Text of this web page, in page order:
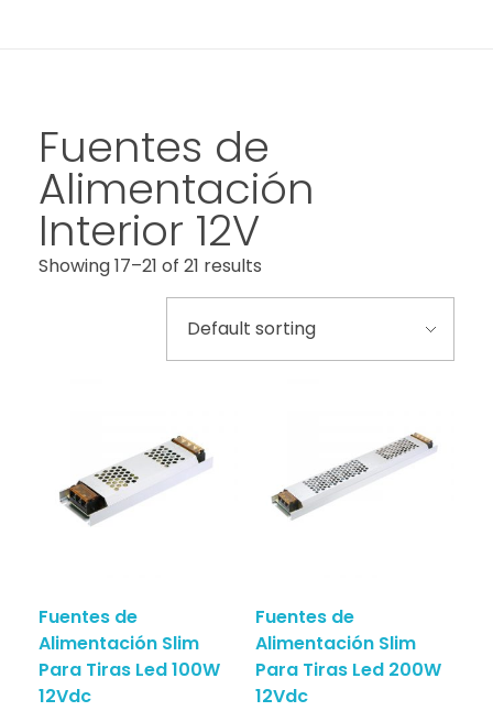
Fuentes de
Alimentación
Interior 12V
Showing 17–21 of 21 results
Fuentes de
Alimentación Slim
Para Tiras Led 100W
12Vdc
Fuentes de
Alimentación Slim
Para Tiras Led 200W
12Vdc